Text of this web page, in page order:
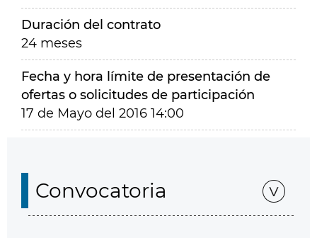
Duración del contrato
24 meses
Fecha y hora límite de presentación de
ofertas o solicitudes de participación
17 de Mayo del 2016 14:00
Convocatoria